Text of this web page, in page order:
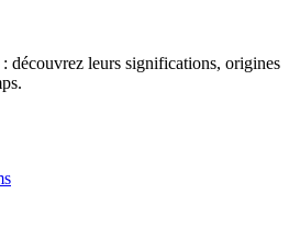
découvrez leurs significations, origines